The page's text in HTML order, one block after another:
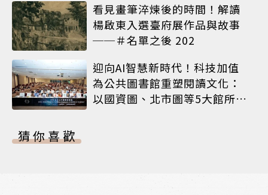
看見畫筆淬煉後的時間！解讀
楊啟東入選臺府展作品與故事
──＃名單之後 202
迎向AI智慧新時代！科技加值
為公共圖書館重塑閱讀文化：
以國資圖、北市圖等5大館所為
猜你喜歡